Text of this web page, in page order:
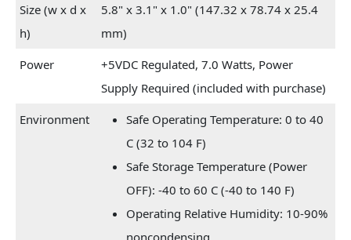
Size (w x d x
h)
5.8" x 3.1" x 1.0" (147.32 x 78.74 x 25.4
mm)
Power
+5VDC Regulated, 7.0 Watts, Power
Supply Required (included with purchase)
Environment
Safe Operating Temperature: 0 to 40
C (32 to 104 F)
Safe Storage Temperature (Power
OFF): -40 to 60 C (-40 to 140 F)
Operating Relative Humidity: 10-90%
noncondensing